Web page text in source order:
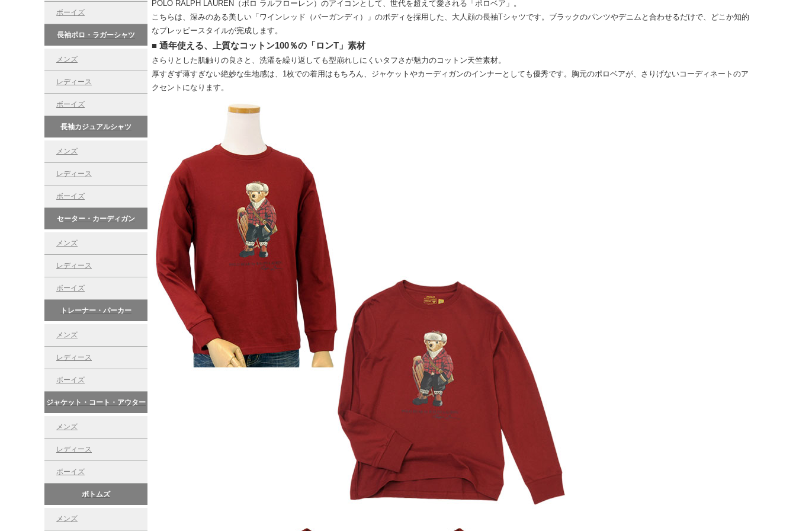
ボーイズ
長袖ポロ・ラガーシャツ
メンズ
レディース
ボーイズ
長袖カジュアルシャツ
メンズ
レディース
ボーイズ
セーター・カーディガン
メンズ
レディース
ボーイズ
トレーナー・パーカー
メンズ
レディース
ボーイズ
ジャケット・コート・アウター
メンズ
レディース
ボーイズ
ボトムズ
メンズ
POLO RALPH LAUREN（ポロ ラルフローレン）のアイコンとして、世代を超えて愛される「ポロベア」。
こちらは、深みのある美しい「ワインレッド（バーガンディ）」のボディを採用した、大人顔の長袖Tシャツです。ブラックのパンツやデニムと合わせるだけで、どこか知的
なプレッピースタイルが完成します。
■ 通年使える、上質なコットン100％の「ロンT」素材
さらりとした肌触りの良さと、洗濯を繰り返しても型崩れしにくいタフさが魅力のコットン天竺素材。
厚すぎず薄すぎない絶妙な生地感は、1枚での着用はもちろん、ジャケットやカーディガンのインナーとしても優秀です。胸元のポロベアが、さりげないコーディネートのア
クセントになります。